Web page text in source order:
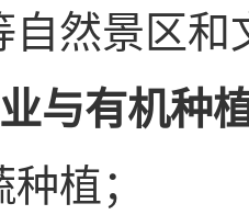
自然景区和
与有机种
植；